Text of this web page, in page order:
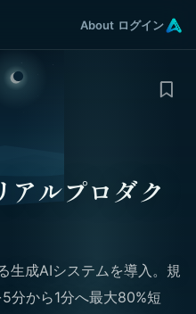
About ログイン
アルプロダク
生成AIシステムを導入。規
分から1分へ最大80%短